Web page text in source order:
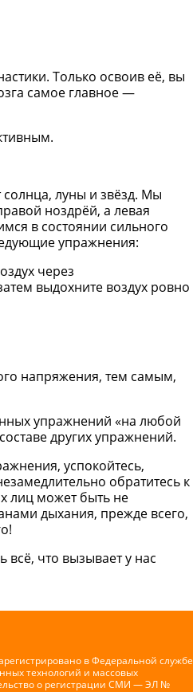
Только освоив её, вы
самое главное —
солнца, луны и звёзд. Мы
ноздрёй, а левая
в состоянии сильного
упражнения:
через
выдохните воздух ровно
напряжения, тем самым,
упражнений «на любой
других упражнений.
успокойтесь,
обратитесь к
лиц может быть не
дыхания, прежде всего,
что вызывает у нас
в Федеральной службе
технологий и массовых
о регистрации СМИ — ЭЛ №